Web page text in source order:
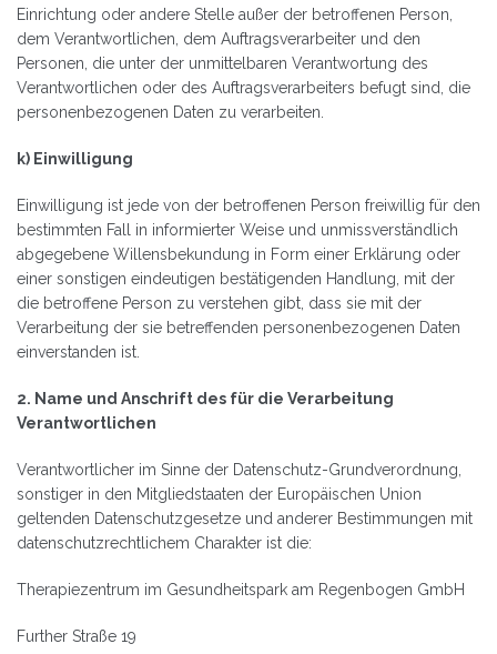
Einrichtung oder andere Stelle außer der betroffenen Person,
dem Verantwortlichen, dem Auftragsverarbeiter und den
Personen, die unter der unmittelbaren Verantwortung des
Verantwortlichen oder des Auftragsverarbeiters befugt sind, die
personenbezogenen Daten zu verarbeiten.
k) Einwilligung
Einwilligung ist jede von der betroffenen Person freiwillig für den
bestimmten Fall in informierter Weise und unmissverständlich
abgegebene Willensbekundung in Form einer Erklärung oder
einer sonstigen eindeutigen bestätigenden Handlung, mit der
die betroffene Person zu verstehen gibt, dass sie mit der
Verarbeitung der sie betreffenden personenbezogenen Daten
einverstanden ist.
2. Name und Anschrift des für die Verarbeitung
Verantwortlichen
Verantwortlicher im Sinne der Datenschutz-Grundverordnung,
sonstiger in den Mitgliedstaaten der Europäischen Union
geltenden Datenschutzgesetze und anderer Bestimmungen mit
datenschutzrechtlichem Charakter ist die:
Therapiezentrum im Gesundheitspark am Regenbogen GmbH
Further Straße 19